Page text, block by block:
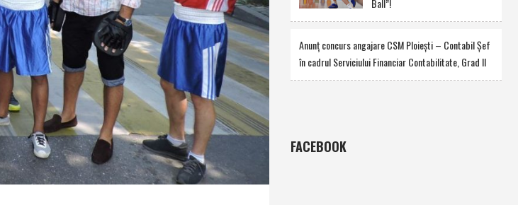
Ball”!
Anunţ concurs angajare CSM Ploieşti – Contabil Şef
în cadrul Serviciului Financiar Contabilitate, Grad II
FACEBOOK